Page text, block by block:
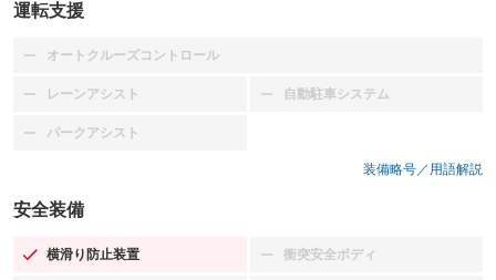
運転支援
オートクルーズコントロール
：装備なし
レーンアシスト
：装備なし 自動駐車システム
：装備なし
パークアシスト
：装備なし
装備略号／用語解説
安全装備
横滑り防止装置
：装備あり 衝突安全ボディ
：装備なし